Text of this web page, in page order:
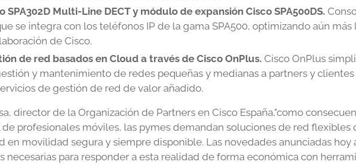
SPA302D Multi-Line DECT y módulo de expansión Cisco SPA500DS.
se integra con los teléfonos IP de la gama SPA500, optimizando aún más
de Cisco.
de red basados en Cloud a través de Cisco OnPlus. Cisco OnPlus
y mantenimiento de redes pequeñas y medianas a partners y
de gestión de red de valor añadido.
director de la Organización de Partners en Cisco España,"como
profesionales móviles, las pymes demandan soluciones de red flexibles
en movilidad segura y siempre disponible. Las novedades anunciadas hoy
necesarias para responder a esta realidad de forma económica con